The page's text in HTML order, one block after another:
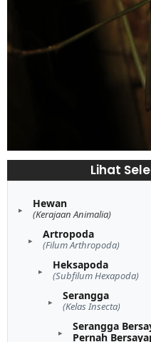
Lihat
Hewan
(Kerajaan Animalia)
Artropoda
(Filum Arthropoda)
Heksapoda
(Subfilum Hexapoda)
Serangga
(Kelas Insecta)
Serangga
Pernah